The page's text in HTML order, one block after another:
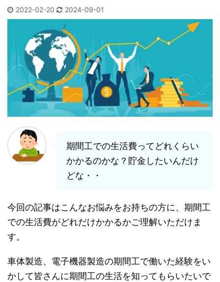
2022-02-20 2024-09-01
期間工での生活費ってどれくらい
かかるのかな？貯金したいんだけ
どな・・
今回の記事はこんなお悩みをお持ちの方に、期間工
での生活費がどれだけかかるかご理解いただけま
す。
車体製造、電子機器製造の期間工で働いた経験をい
かして皆さんに期間工の生活を知ってもらいたいで